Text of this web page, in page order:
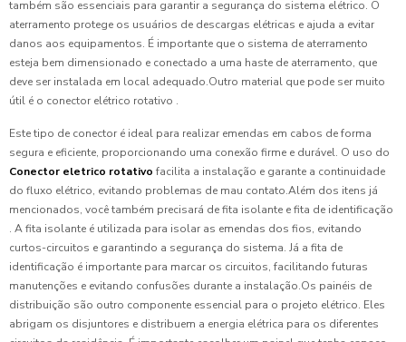
também são essenciais para garantir a segurança do sistema elétrico. O
aterramento protege os usuários de descargas elétricas e ajuda a evitar
danos aos equipamentos. É importante que o sistema de aterramento
esteja bem dimensionado e conectado a uma haste de aterramento, que
deve ser instalada em local adequado.Outro material que pode ser muito
útil é o conector elétrico rotativo .
Este tipo de conector é ideal para realizar emendas em cabos de forma
segura e eficiente, proporcionando uma conexão firme e durável. O uso do
Conector eletrico rotativo facilita a instalação e garante a continuidade
do fluxo elétrico, evitando problemas de mau contato.Além dos itens já
mencionados, você também precisará de fita isolante e fita de identificação
. A fita isolante é utilizada para isolar as emendas dos fios, evitando
curtos-circuitos e garantindo a segurança do sistema. Já a fita de
identificação é importante para marcar os circuitos, facilitando futuras
manutenções e evitando confusões durante a instalação.Os painéis de
distribuição são outro componente essencial para o projeto elétrico. Eles
abrigam os disjuntores e distribuem a energia elétrica para os diferentes